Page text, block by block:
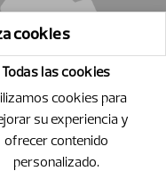
cookies
Todas las cookies
cookies para
su experiencia y
ofrecer contenido
personalizado.